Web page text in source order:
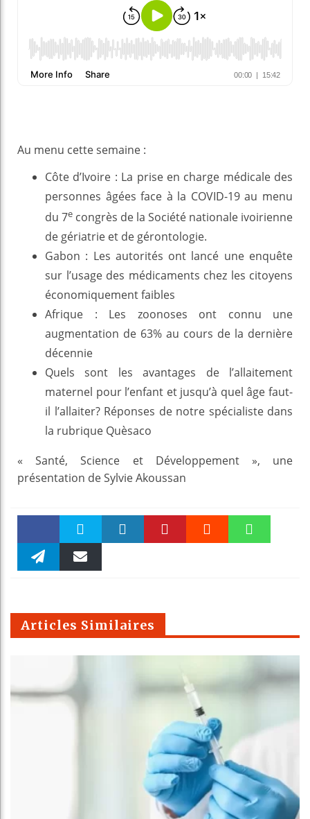
Au menu cette semaine :
Côte d’Ivoire : La prise en charge médicale des
personnes âgées face à la COVID-19 au menu
du 7e congrès de la Société nationale ivoirienne
de gériatrie et de gérontologie.
Gabon : Les autorités ont lancé une enquête
sur l’usage des médicaments chez les citoyens
économiquement faibles
Afrique : Les zoonoses ont connu une
augmentation de 63% au cours de la dernière
décennie
Quels sont les avantages de l’allaitement
maternel pour l’enfant et jusqu’à quel âge faut-
il l’allaiter? Réponses de notre spécialiste dans
la rubrique Quèsaco
« Santé, Science et Développement », une
présentation de Sylvie Akoussan
Faceboo Twitter
m
Articles Similaires